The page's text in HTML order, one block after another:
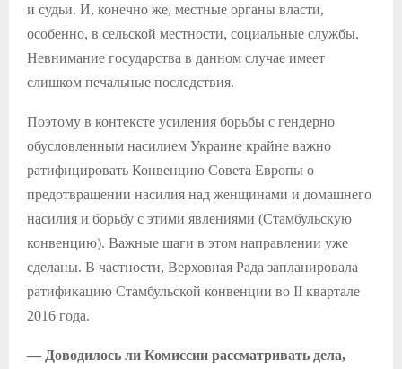
и судьи. И, конечно же, местные органы власти,
особенно, в сельской местности, социальные службы.
Невнимание государства в данном случае имеет
слишком печальные последствия.
Поэтому в контексте усиления борьбы с гендерно
обусловленным насилием Украине крайне важно
ратифицировать Конвенцию Совета Европы о
предотвращении насилия над женщинами и домашнего
насилия и борьбу с этими явлениями (Стамбульскую
конвенцию). Важные шаги в этом направлении уже
сделаны. В частности, Верховная Рада запланировала
ратификацию Стамбульской конвенции во ІІ квартале
2016 года.
— Доводилось ли Комиссии рассматривать дела,